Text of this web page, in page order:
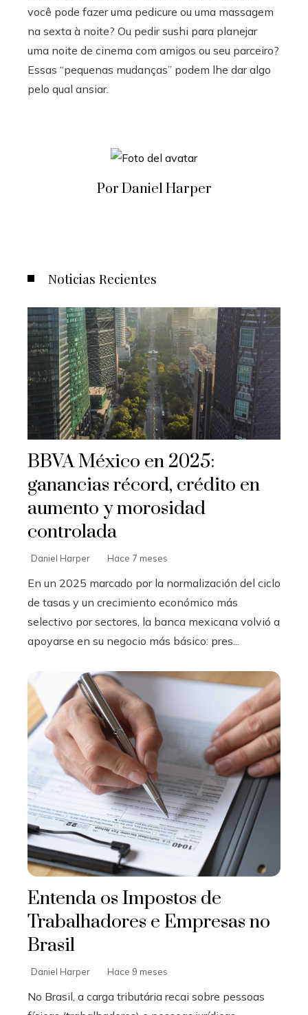
você pode fazer uma pedicure ou uma massagem
na sexta à noite? Ou pedir sushi para planejar
uma noite de cinema com amigos ou seu parceiro?
Essas “pequenas mudanças” podem lhe dar algo
pelo qual ansiar.
Por Daniel Harper
Noticias Recientes
BBVA México en 2025:
ganancias récord, crédito en
aumento y morosidad
controlada
Daniel Harper Hace 7 meses
En un 2025 marcado por la normalización del ciclo
de tasas y un crecimiento económico más
selectivo por sectores, la banca mexicana volvió a
apoyarse en su negocio más básico: pres...
Entenda os Impostos de
Trabalhadores e Empresas no
Brasil
Daniel Harper Hace 9 meses
No Brasil, a carga tributária recai sobre pessoas